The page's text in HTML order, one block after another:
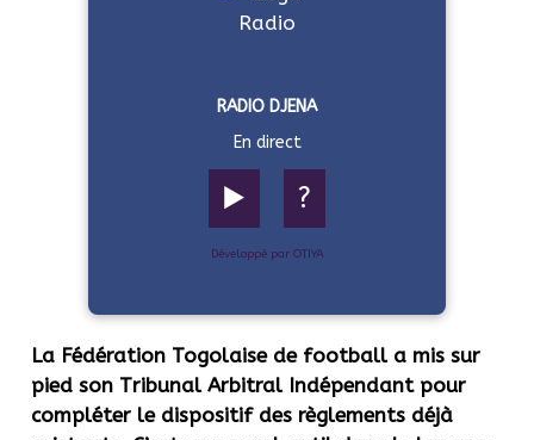
RADIO DJENA
En direct
▶️ ?
Développé par OTIYA
La Fédération Togolaise de football a mis sur
pied son Tribunal Arbitral Indépendant pour
compléter le dispositif des règlements déjà